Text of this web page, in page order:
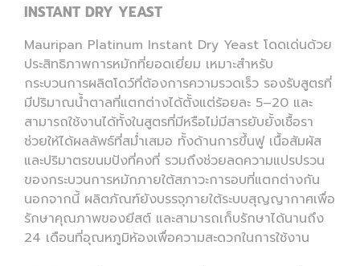
INSTANT DRY YEAST
Mauripan Platinum Instant Dry Yeast โดดเด่นด้วย
ประสิทธิภาพการหมักที่ยอดเยี่ยม เหมาะสำหรับ
กระบวนการผลิตโดว์ที่ต้องการความรวดเร็ว รองรับสูตรที่
มีปริมาณน้ำตาลที่แตกต่างได้ตั้งแต่ร้อยละ 5–20 และ
สามารถใช้งานได้ทั้งในสูตรที่มีหรือไม่มีสารยับยั้งเชื้อรา
ช่วยให้ได้ผลลัพธ์ที่สม่ำเสมอ ทั้งด้านการขึ้นฟู เนื้อสัมผัส
และปริมาตรขนมปังที่คงที่ รวมถึงช่วยลดความแปรปรวน
ของกระบวนการหมักภายใต้สภาวะการอบที่แตกต่างกัน
นอกจากนี้ ผลิตภัณฑ์ยังบรรจุภายใต้ระบบสุญญากาศเพื่อ
รักษาคุณภาพของยีสต์ และสามารถเก็บรักษาได้นานถึง
24 เดือนที่อุณหภูมิห้องเพื่อความสะดวกในการใช้งาน